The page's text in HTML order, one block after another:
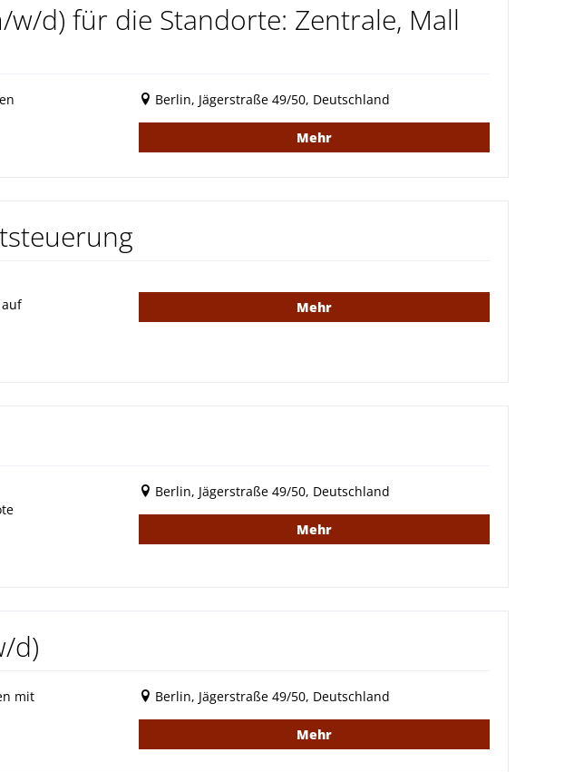
d) für die Standorte: Zentrale, Mall
Berlin, Jägerstraße 49/50, Deutschland
Mehr
Mehr
Berlin, Jägerstraße 49/50, Deutschland
Mehr
d)
mit
Berlin, Jägerstraße 49/50, Deutschland
Mehr